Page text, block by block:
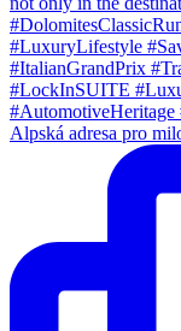
Alpská adresa pro